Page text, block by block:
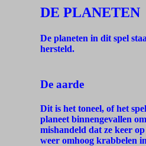
DE PLANETEN
De planeten in dit spel
hersteld.
De aarde
Dit is het toneel, of het
planeet binnengevallen
mishandeld dat ze keer
weer omhoog krabbelen